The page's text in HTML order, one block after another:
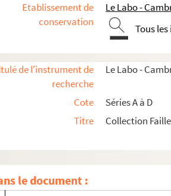
Etablissement de
conservation
Le Labo -
Tous
de l'instrument de
recherche
Le Labo -
Cote
Séries A à D
Titre
Collection Faille
le document :
B2. Autographes achetés par la ville de
B3. Diverses pièces concernant Fénelon
B4. Pièces concernant les oeuvres de
B5. Vie et famille de Fénelon
B6. Pièces diverses concernant Fénelon
B7. Pièces concernant la mort,
B7/1 (2 à 3). Photographies de face et
B7/1 (4). Quelques recherches
B7/1 (5). Promenades dans les